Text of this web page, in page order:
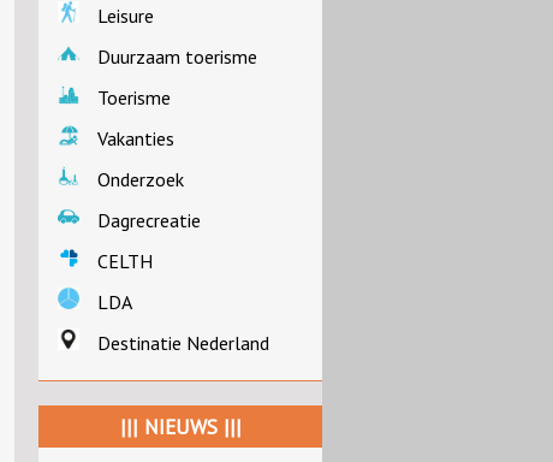
Leisure
Duurzaam toerisme
Toerisme
Vakanties
Onderzoek
Dagrecreatie
CELTH
LDA
Destinatie Nederland
||| NIEUWS |||